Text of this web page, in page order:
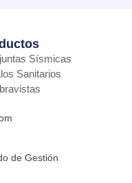
Sísmicas
Sanitarios
de Gestión